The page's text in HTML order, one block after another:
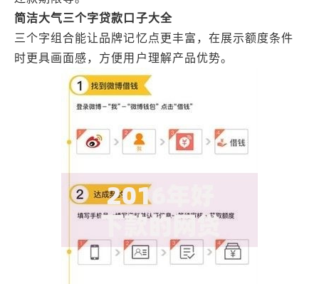
简洁大气三个字贷款口子大全
三个字组合能让品牌记忆点更丰富，在展示额度条件
时更具画面感，方便用户理解产品优势。